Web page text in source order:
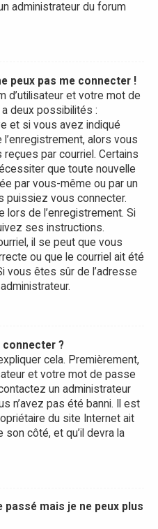
administrateur du forum
peux pas me connecter !
d’utilisateur et votre mot de
deux possibilités :
et si vous avez indiqué
alors vous
par courriel. Certains
que toute nouvelle
par vous-même ou par un
puissiez vous connecter.
de l’enregistrement. Si
ses instructions.
il se peut que vous
ou que le courriel ait été
vous êtes sûr de l’adresse
connecter ?
cela. Premièrement,
et votre mot de passe
un administrateur
n’avez pas été banni. Il est
du site Internet ait
côté, et qu’il devra la
mais je ne peux plus